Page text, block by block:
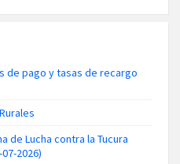
de pago y tasas de recargo
de Lucha contra la Tucura
2026)